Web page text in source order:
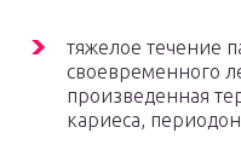
тяжелое течение
своевременного
произведенная
кариеса,